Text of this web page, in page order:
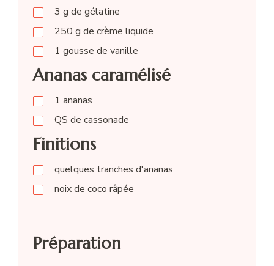
3 g de gélatine
250 g de crème liquide
1 gousse de vanille
Ananas caramélisé
1 ananas
QS de cassonade
Finitions
quelques tranches d'ananas
noix de coco râpée
Préparation